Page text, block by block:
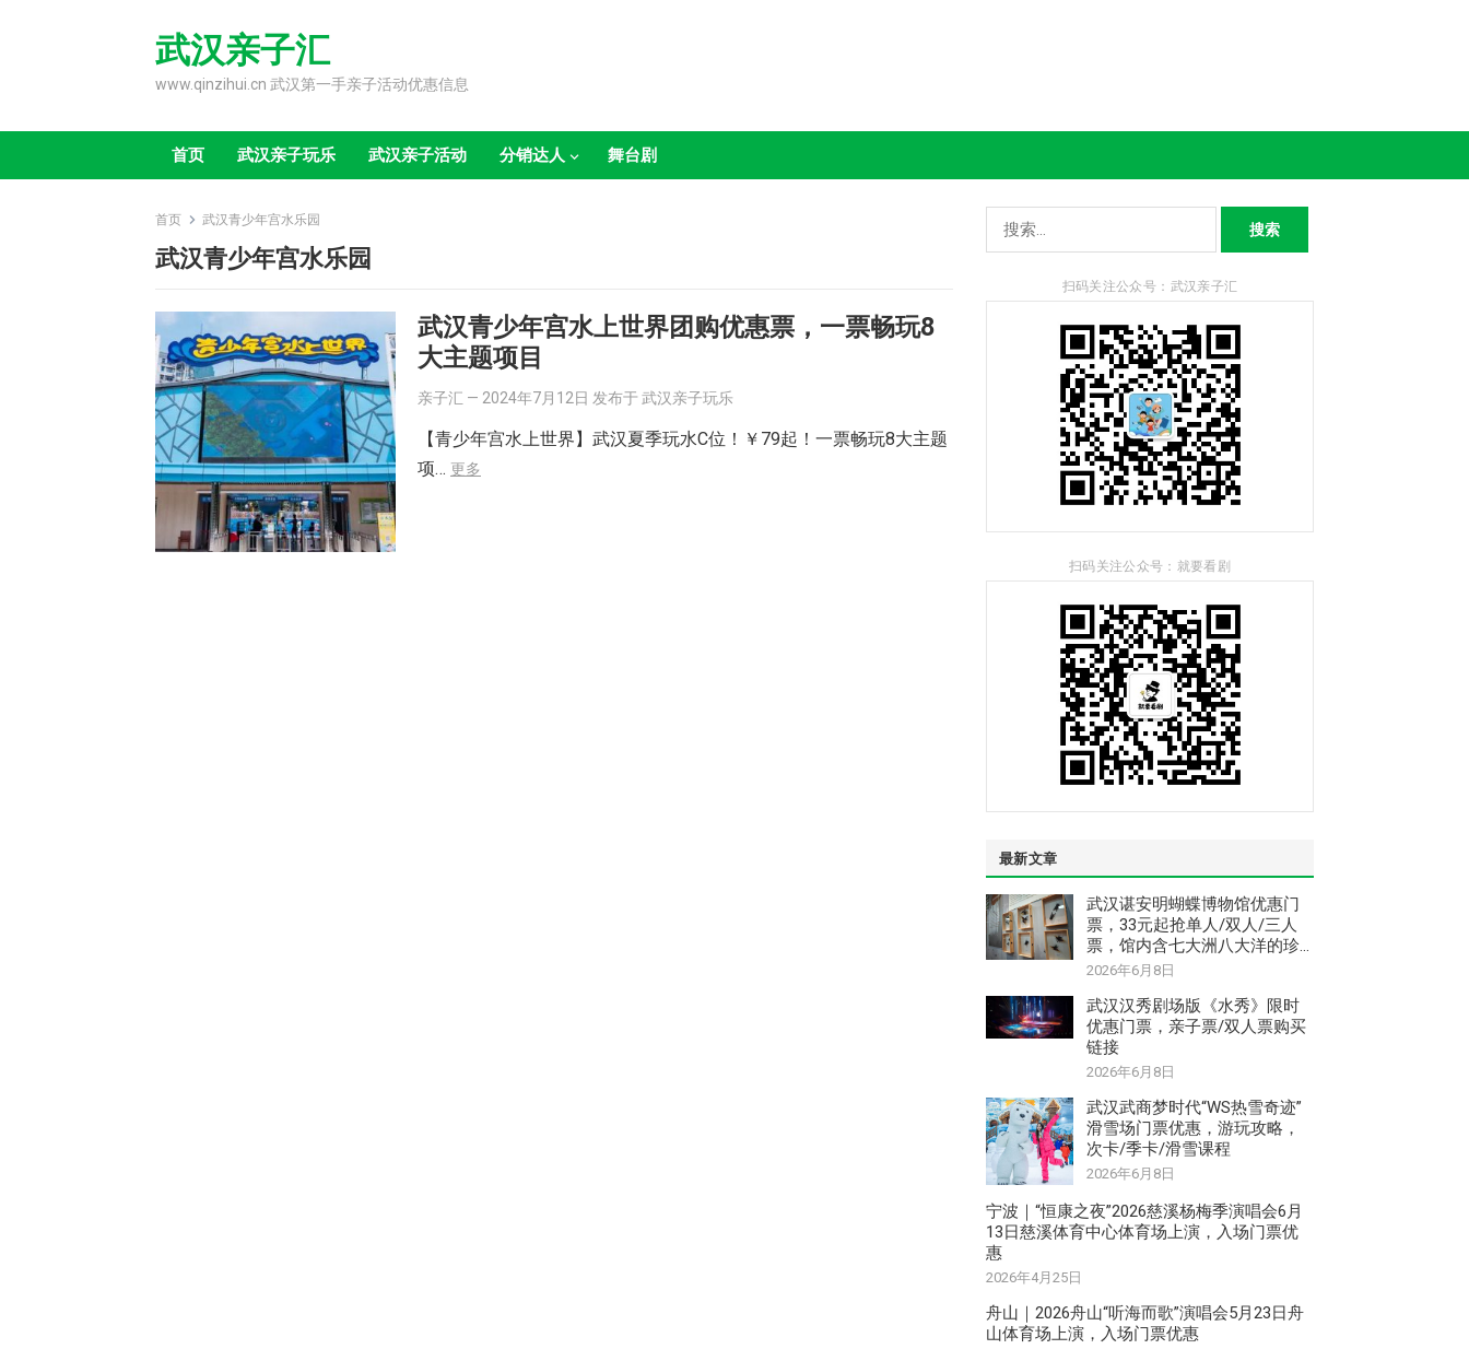
武汉亲子汇
www.qinzihui.cn 武汉第一手亲子活动优惠信息
首页 武汉亲子玩乐 武汉亲子活动 分销达人 舞台剧
首页 武汉青少年宫水乐园
武汉青少年宫水乐园
武汉青少年宫水上世界团购优惠票，一票畅玩8
大主题项目
亲子汇 — 2024年7月12日 发布于 武汉亲子玩乐
【青少年宫水上世界】武汉夏季玩水C位！￥79起！一票畅玩8大主题
项… 更多
索：
扫码关注公众号：武汉亲子汇
扫码关注公众号：就要看剧
最新文章
武汉谌安明蝴蝶博物馆优惠门
票，33元起抢单人/双人/三人
票，馆内含七大洲八大洋的珍
惜稀昆虫和蝴蝶标本
2026年6月8日
武汉汉秀剧场版《水秀》限时
优惠门票，亲子票/双人票购买
链接
2026年6月8日
武汉武商梦时代“WS热雪奇迹”
滑雪场门票优惠，游玩攻略，
次卡/季卡/滑雪课程
2026年6月8日
宁波｜“恒康之夜”2026慈溪杨梅季演唱会6月
13日慈溪体育中心体育场上演，入场门票优
惠
2026年4月25日
舟山｜2026舟山“听海而歌”演唱会5月23日舟
山体育场上演，入场门票优惠